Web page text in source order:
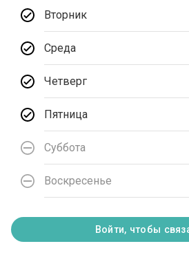
Вторник
Среда
Четверг
Пятница
Суббота
Воскресенье
Войти, чтобы